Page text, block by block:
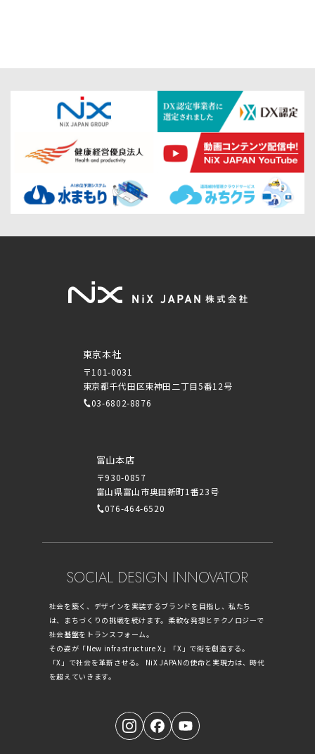
東京本社
〒101-0031
東京都千代田区東神田二丁目5番12号
03-6802-8876
富山本店
〒930-0857
富山県富山市奥田新町1番23号
076-464-6520
SOCIAL DESIGN INNOVATOR
社会を築く、デザインを実装するブランドを目指し、私たち
は、まちづくりの挑戦を続けます。柔軟な発想とテクノロジーで
社会基盤をトランスフォーム。
その姿が「New infrastructure X」「X」で街を創造する。
「X」で社会を革新させる。 NiX JAPANの使命と実現力は、時代
を超えていきます。